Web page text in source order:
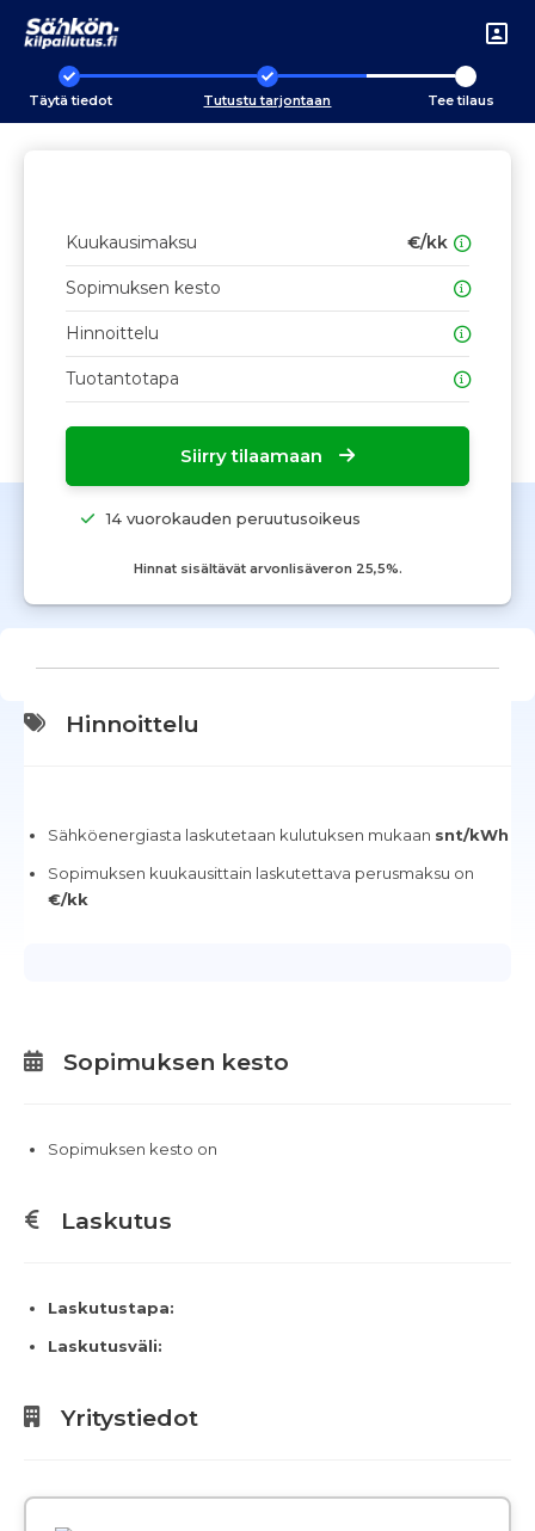
Täytä tiedot Tutustu tarjontaan Tee tilaus
Kuukausimaksu €/kk
Sopimuksen kesto
Hinnoittelu
Tuotantotapa
Siirry tilaamaan
14 vuorokauden peruutusoikeus
Hinnat sisältävät arvonlisäveron 25,5%.
Hinnoittelu
Sähköenergiasta laskutetaan kulutuksen mukaan snt/kWh
Sopimuksen kuukausittain laskutettava perusmaksu on
€/kk
Sopimuksen kesto
Sopimuksen kesto on
Laskutus
Laskutustapa:
Laskutusväli:
Yritystiedot